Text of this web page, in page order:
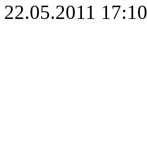
22.05.2011 17:10